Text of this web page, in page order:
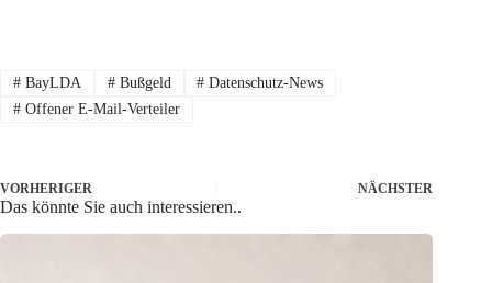
#BayLDA #Bußgeld # Datenschutz-News
#Offener E-Mail-Verteiler
VORHERIGER NÄCHSTER
Das könnte Sie auch interessieren..